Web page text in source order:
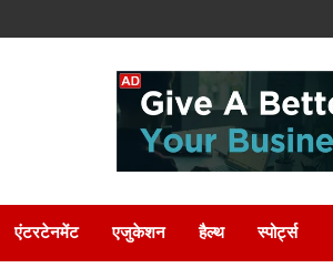
एंटरटेनमेंट एजुकेशन हैल्थ स्पोर्ट्स